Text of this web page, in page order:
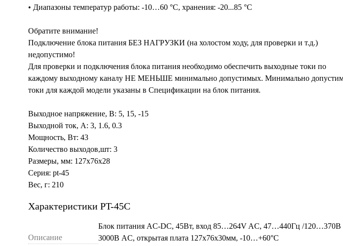
• Диапазоны температур работы: -10…60 °C, хранения: -20...85 °C
Обратите внимание!
Подключение блока питания БЕЗ НАГРУЗКИ (на холостом ходу, для проверки и т.д.)
недопустимо!
Для проверки и подключения блока питания необходимо обеспечить выходные токи по
каждому выходному каналу НЕ МЕНЬШЕ минимально допустимых. Минимально
токи для каждой модели указаны в Спецификации на блок питания.
Выходное напряжение, В: 5, 15, -15
Выходной ток, А: 3, 1.6, 0.3
Мощность, Вт: 43
Количество выходов,шт: 3
Размеры, мм: 127x76x28
Серия: pt-45
Вес, г: 210
Характеристики PT-45C
Описание
Блок питания AC-DC, 45Вт, вход 85…264V AC, 47…440Гц /
3000В AC, открытая плата 127х76х30мм, -10…+60°С